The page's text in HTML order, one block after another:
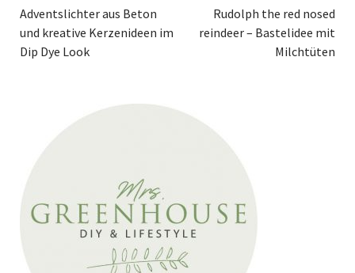
Adventslichter aus Beton
und kreative Kerzenideen im
Dip Dye Look
Rudolph the red nosed
reindeer – Bastelidee mit
Milchtüten